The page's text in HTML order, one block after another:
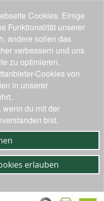
Cookies. Einige
Funktionalität unserer
andere sollen das
verbessern und uns
zu optimieren.
Cookies von
in unserer
du mit der
bist.
erlauben